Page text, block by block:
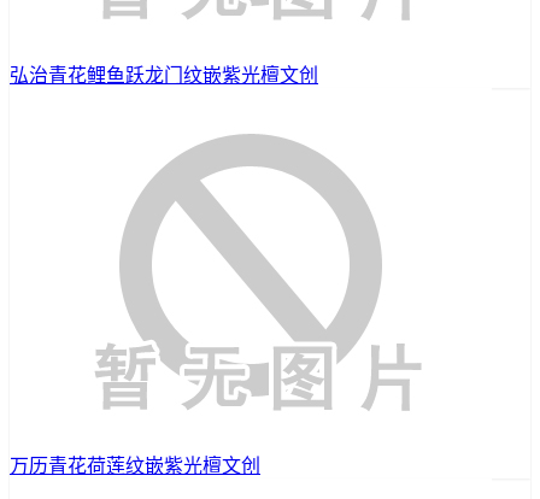
弘治青花鲤鱼跃龙门纹嵌紫光檀文创
万历青花荷莲纹嵌紫光檀文创